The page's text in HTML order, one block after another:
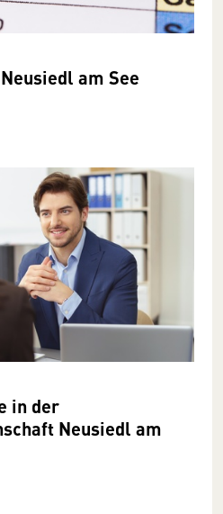
am See
in der
Neusiedl am